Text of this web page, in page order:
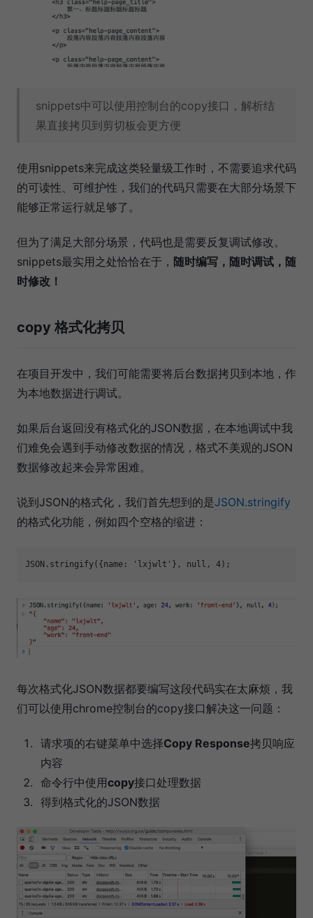
snippets中可以使用控制台的copy接口，解析结
果直接拷贝到剪切板会更方便
使用snippets来完成这类轻量级工作时，不需要追求代码
的可读性、可维护性，我们的代码只需要在大部分场景下
能够正常运行就足够了。
但为了满足大部分场景，代码也是需要反复调试修改。
snippets最实用之处恰恰在于， 随时编写，随时调试，随
时修改！
copy 格式化拷贝
在项目开发中，我们可能需要将后台数据拷贝到本地，作
为本地数据进行调试。
如果后台返回没有格式化的JSON数据，在本地调试中我
们难免会遇到手动修改数据的情况，格式不美观的JSON
数据修改起来会异常困难。
说到JSON的格式化，我们首先想到的是JSON.stringify
的格式化功能，例如四个空格的缩进：
每次格式化JSON数据都要编写这段代码实在太麻烦，我
们可以使用chrome控制台的copy接口解决这一问题：
请求项的右键菜单中选择Copy Response拷贝响应
内容
命令行中使用copy接口处理数据
得到格式化的JSON数据